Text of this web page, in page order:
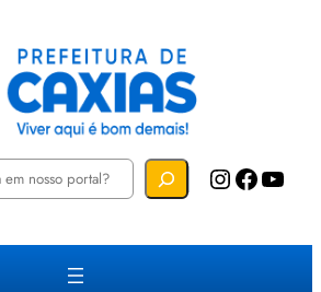
Instagram Facebook YouTube